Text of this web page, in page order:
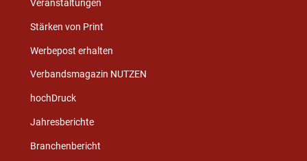
Veranstaltungen
Stärken von Print
Werbepost erhalten
Verbandsmagazin NUTZEN
hochDruck
Jahresberichte
Branchenbericht